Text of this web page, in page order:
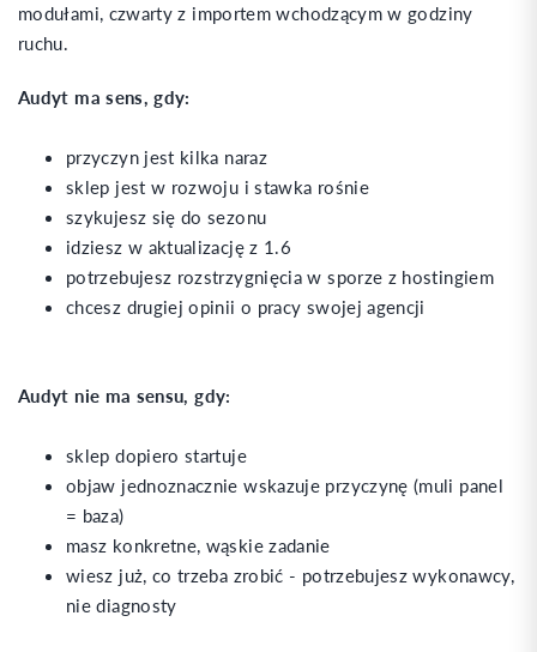
modułami, czwarty z importem wchodzącym w godziny
ruchu.
Audyt ma sens, gdy:
przyczyn jest kilka naraz
sklep jest w rozwoju i stawka rośnie
szykujesz się do sezonu
idziesz w aktualizację z 1.6
potrzebujesz rozstrzygnięcia w sporze z hostingiem
chcesz drugiej opinii o pracy swojej agencji
Audyt nie ma sensu, gdy:
sklep dopiero startuje
objaw jednoznacznie wskazuje przyczynę (muli panel
= baza)
masz konkretne, wąskie zadanie
wiesz już, co trzeba zrobić - potrzebujesz wykonawcy,
nie diagnosty